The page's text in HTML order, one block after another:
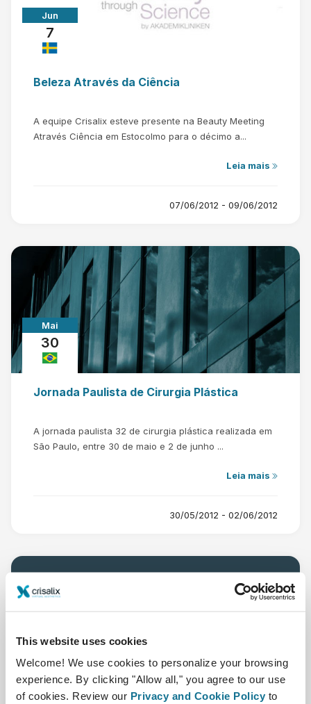
This website uses cookies
Welcome! We use cookies to personalize your browsing
experience. By clicking "Allow all," you agree to our use
of cookies. Review our Privacy and Cookie Policy to
Jun
7
Beleza Através da Ciência
A equipe Crisalix esteve presente na Beauty Meeting
Através Ciência em Estocolmo para o décimo a...
Leia mais
07/06/2012 - 09/06/2012
Mai
30
Jornada Paulista de Cirurgia Plástica
A jornada paulista 32 de cirurgia plástica realizada em
São Paulo, entre 30 de maio e 2 de junho ...
Leia mais
30/05/2012 - 02/06/2012
Reunioes EURAPS